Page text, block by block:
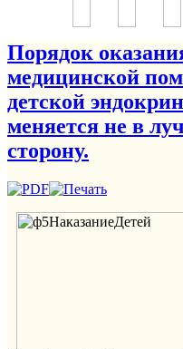
Порядок
медицинской
детской
меняется не в
сторону.